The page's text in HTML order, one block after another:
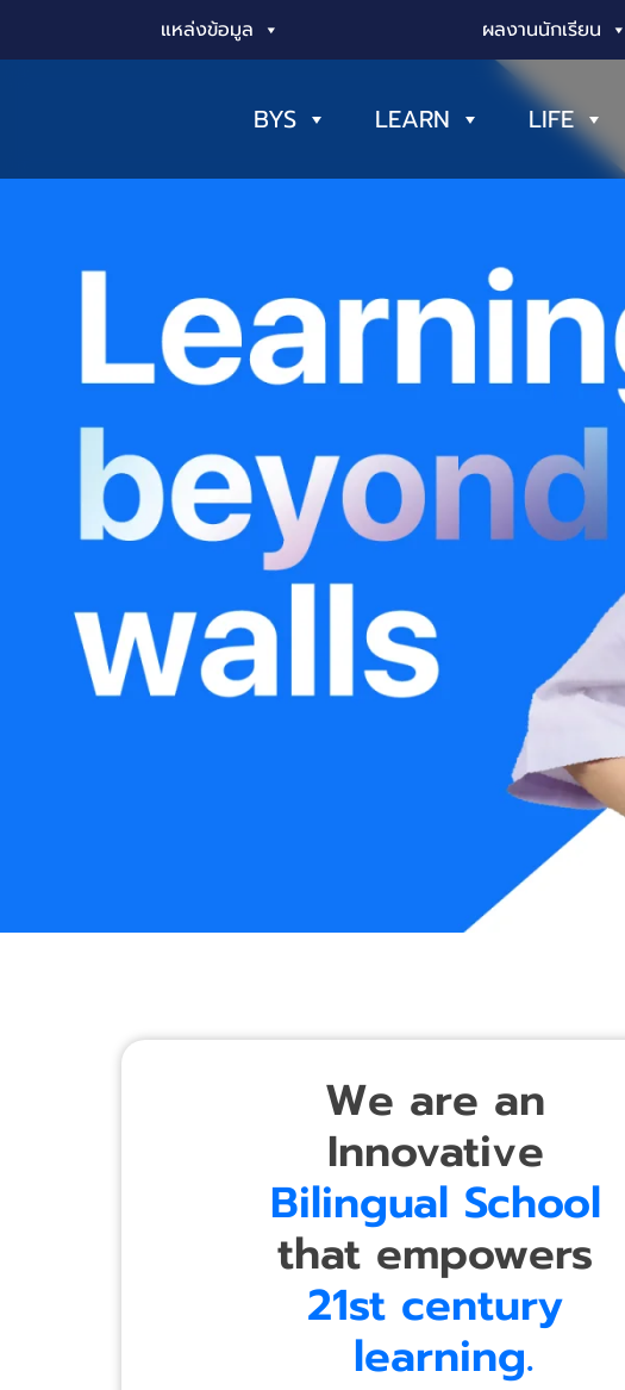
แหล่งข้อมูล ผลงานนักเรียน
BYS LEARN LIFE
We are an
Innovative
Bilingual School
that empowers
21st century
learning.